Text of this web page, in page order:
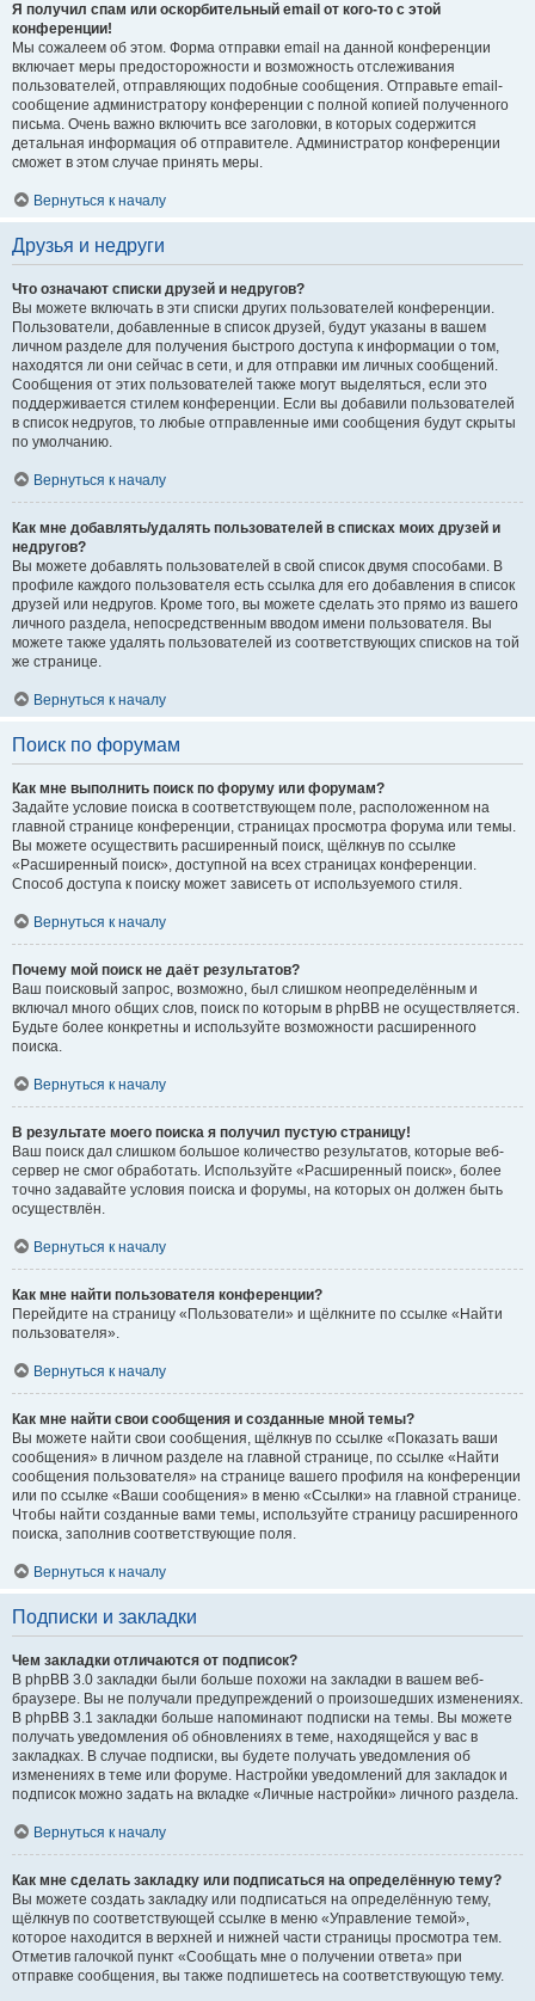
Я получил спам или оскорбительный email от кого-то с этой
конференции!
Мы сожалеем об этом. Форма отправки email на данной конференции
включает меры предосторожности и возможность отслеживания
пользователей, отправляющих подобные сообщения. Отправьте email-
сообщение администратору конференции с полной копией полученного
письма. Очень важно включить все заголовки, в которых содержится
детальная информация об отправителе. Администратор конференции
сможет в этом случае принять меры.
Вернуться к началу
Друзья и недруги
Что означают списки друзей и недругов?
Вы можете включать в эти списки других пользователей конференции.
Пользователи, добавленные в список друзей, будут указаны в вашем
личном разделе для получения быстрого доступа к информации о том,
находятся ли они сейчас в сети, и для отправки им личных сообщений.
Сообщения от этих пользователей также могут выделяться, если это
поддерживается стилем конференции. Если вы добавили пользователей
в список недругов, то любые отправленные ими сообщения будут скрыты
по умолчанию.
Вернуться к началу
Как мне добавлять/удалять пользователей в списках моих друзей и
недругов?
Вы можете добавлять пользователей в свой список двумя способами. В
профиле каждого пользователя есть ссылка для его добавления в список
друзей или недругов. Кроме того, вы можете сделать это прямо из вашего
личного раздела, непосредственным вводом имени пользователя. Вы
можете также удалять пользователей из соответствующих списков на той
же странице.
Вернуться к началу
Поиск по форумам
Как мне выполнить поиск по форуму или форумам?
Задайте условие поиска в соответствующем поле, расположенном на
главной странице конференции, страницах просмотра форума или темы.
Вы можете осуществить расширенный поиск, щёлкнув по ссылке
«Расширенный поиск», доступной на всех страницах конференции.
Способ доступа к поиску может зависеть от используемого стиля.
Вернуться к началу
Почему мой поиск не даёт результатов?
Ваш поисковый запрос, возможно, был слишком неопределённым и
включал много общих слов, поиск по которым в phpBB не осуществляется.
Будьте более конкретны и используйте возможности расширенного
поиска.
Вернуться к началу
В результате моего поиска я получил пустую страницу!
Ваш поиск дал слишком большое количество результатов, которые веб-
сервер не смог обработать. Используйте «Расширенный поиск», более
точно задавайте условия поиска и форумы, на которых он должен быть
осуществлён.
Вернуться к началу
Как мне найти пользователя конференции?
Перейдите на страницу «Пользователи» и щёлкните по ссылке «Найти
пользователя».
Вернуться к началу
Как мне найти свои сообщения и созданные мной темы?
Вы можете найти свои сообщения, щёлкнув по ссылке «Показать ваши
сообщения» в личном разделе на главной странице, по ссылке «Найти
сообщения пользователя» на странице вашего профиля на конференции
или по ссылке «Ваши сообщения» в меню «Ссылки» на главной странице.
Чтобы найти созданные вами темы, используйте страницу расширенного
поиска, заполнив соответствующие поля.
Вернуться к началу
Подписки и закладки
Чем закладки отличаются от подписок?
В phpBB 3.0 закладки были больше похожи на закладки в вашем веб-
браузере. Вы не получали предупреждений о произошедших изменениях.
В phpBB 3.1 закладки больше напоминают подписки на темы. Вы можете
получать уведомления об обновлениях в теме, находящейся у вас в
закладках. В случае подписки, вы будете получать уведомления об
изменениях в теме или форуме. Настройки уведомлений для закладок и
подписок можно задать на вкладке «Личные настройки» личного раздела.
Вернуться к началу
Как мне сделать закладку или подписаться на определённую тему?
Вы можете создать закладку или подписаться на определённую тему,
щёлкнув по соответствующей ссылке в меню «Управление темой»,
которое находится в верхней и нижней части страницы просмотра тем.
Отметив галочкой пункт «Сообщать мне о получении ответа» при
отправке сообщения, вы также подпишетесь на соответствующую тему.